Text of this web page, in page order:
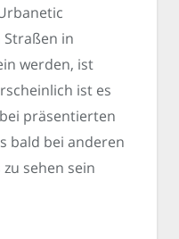
in
werden, ist
ist es
präsentierten
bald bei anderen
sehen sein